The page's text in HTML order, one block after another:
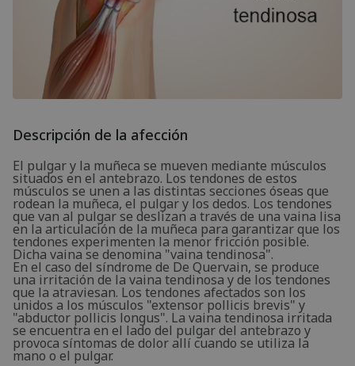
Descripción de la afección
El pulgar y la muñeca se mueven mediante músculos
situados en el antebrazo. Los tendones de estos
músculos se unen a las distintas secciones óseas que
rodean la muñeca, el pulgar y los dedos. Los tendones
que van al pulgar se deslizan a través de una vaina lisa
en la articulación de la muñeca para garantizar que los
tendones experimenten la menor fricción posible.
Dicha vaina se denomina "vaina tendinosa".
En el caso del síndrome de De Quervain, se produce
una irritación de la vaina tendinosa y de los tendones
que la atraviesan. Los tendones afectados son los
unidos a los músculos "extensor pollicis brevis" y
"abductor pollicis longus". La vaina tendinosa irritada
se encuentra en el lado del pulgar del antebrazo y
provoca síntomas de dolor allí cuando se utiliza la
mano o el pulgar.